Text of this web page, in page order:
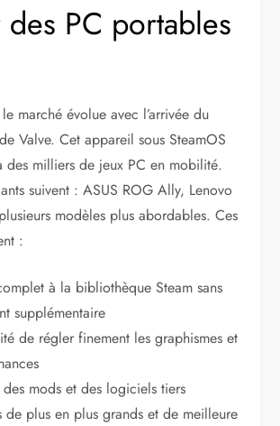
des PC portables
marché évolue avec l’arrivée du
de Valve. Cet appareil sous SteamOS
des milliers de jeux PC en mobilité.
suivent : ASUS ROG Ally, Lenovo
modèles plus abordables. Ces
:
à la bibliothèque Steam sans
supplémentaire
de régler finement les graphismes et
mods et des logiciels tiers
de plus en plus grands et de meilleure